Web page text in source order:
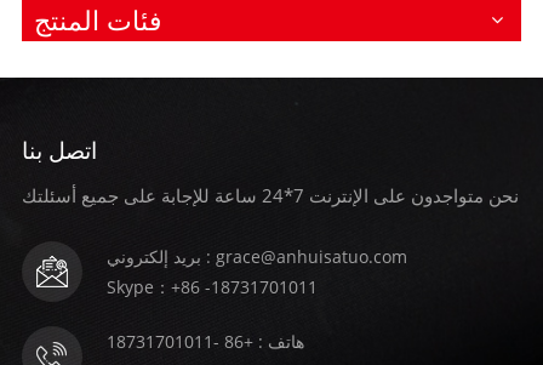
فئات المنتج
اتصل بنا
نحن متواجدون على الإنترنت 7*24 ساعة للإجابة على جميع أسئلتك
بريد إلكتروني : grace@anhuisatuo.com
Skype：+86 -18731701011
هاتف : +86 -18731701011